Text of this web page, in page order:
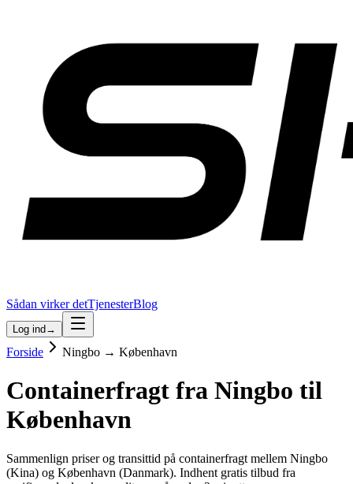
Sådan virker detTjenesterBlog
Log ind →
Forside Ningbo → København
Containerfragt fra Ningbo til
København
Sammenlign priser og transittid på containerfragt mellem Ningbo
(Kina) og København (Danmark). Indhent gratis tilbud fra